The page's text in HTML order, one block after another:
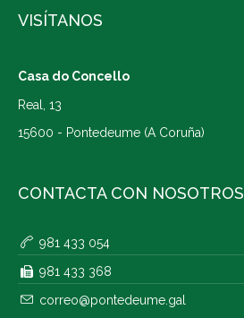
VISÍTANOS
Casa do Concello
Real, 13
15600 - Pontedeume (A Coruña)
CONTACTA CON NOSOTROS
981 433 054
981 433 368
correo@pontedeume.gal